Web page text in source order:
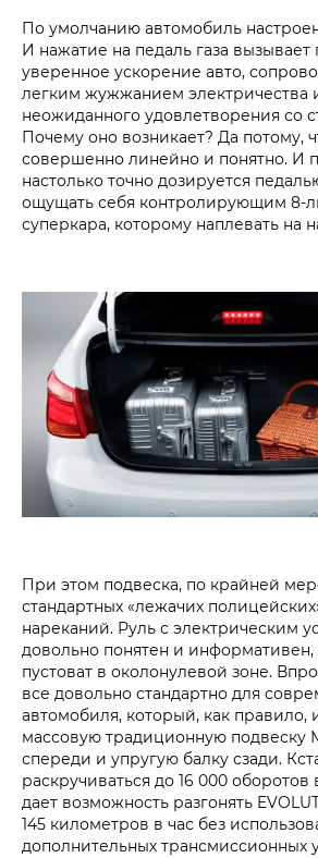
По умолчанию автомобиль
И нажатие на педаль газа вызывает
уверенное ускорение авто,
легким жужжанием электричества
неожиданного удовлетворения со
Почему оно возникает? Да потому,
совершенно линейно и понятно. И
настолько точно дозируется
ощущать себя контролирующим 8-
суперкара, которому наплевать на
При этом подвеска, по крайней
стандартных «лежачих
нареканий. Руль с электрическим
довольно понятен и информативен,
пустоват в околонулевой зоне.
все довольно стандартно для
автомобиля, который, как правило,
массовую традиционную подвеску
спереди и упругую балку сзади.
раскручиваться до 16 000 оборотов
дает возможность разгонять
145 километров в час без
дополнительных трансмиссионных